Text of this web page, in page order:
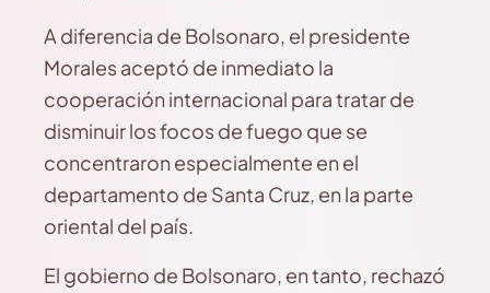
A diferencia de Bolsonaro, el presidente
Morales aceptó de inmediato la
cooperación internacional para tratar de
disminuir los focos de fuego que se
concentraron especialmente en el
departamento de Santa Cruz, en la parte
oriental del país.
El gobierno de Bolsonaro, en tanto, rechazó